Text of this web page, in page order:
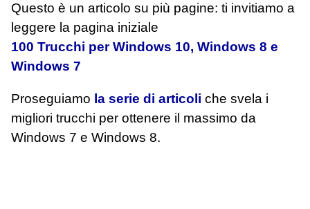
Questo è un articolo su più pagine: ti invitiamo a
leggere la pagina iniziale
100 Trucchi per Windows 10, Windows 8 e
Windows 7
Proseguiamo la serie di articoli che svela i
migliori trucchi per ottenere il massimo da
Windows 7 e Windows 8.